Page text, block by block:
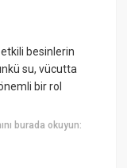
besinlerin
su, vücutta
bir rol
burada okuyun: